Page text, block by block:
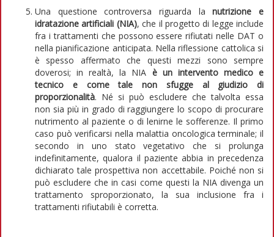
Una questione controversa riguarda lanutrizione e
idratazione artificiali (NIA), che il progetto di legge include
fra i trattamenti che possono essere rifiutati nelle DAT o
nella pianificazione anticipata. Nella riflessione cattolica si
è spesso affermato che questi mezzi sono sempre
doverosi; in realtà, la NIA è un intervento medico e
tecnico e come tale non sfugge al giudizio di
proporzionalità. Né si può escludere che talvolta essa
non sia più in grado di raggiungere lo scopo di procurare
nutrimento al paziente o di lenirne le sofferenze. Il primo
caso può verificarsi nella malattia oncologica terminale; il
secondo in uno stato vegetativo che si prolunga
indefinitamente, qualora il paziente abbia in precedenza
dichiarato tale prospettiva non accettabile. Poiché non si
può escludere che in casi come questi la NIA divenga un
trattamento sproporzionato, la sua inclusione fra i
trattamenti rifiutabili è corretta.